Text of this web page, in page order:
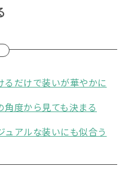
るだけで装いが華やかに
度から見ても決まる
ュアルな装いにも似合う